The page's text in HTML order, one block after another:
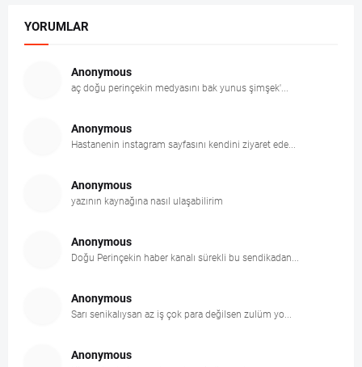
YORUMLAR
Anonymous
aç doğu perinçekin medyasını bak yunus şimşek'...
Anonymous
Hastanenin instagram sayfasını kendini ziyaret ede...
Anonymous
yazının kaynağına nasıl ulaşabilirim
Anonymous
Doğu Perinçekin haber kanalı sürekli bu sendikadan...
Anonymous
Sarı senikalıysan az iş çok para değilsen zulüm yo...
Anonymous